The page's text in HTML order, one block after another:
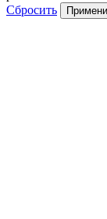
Сбросить